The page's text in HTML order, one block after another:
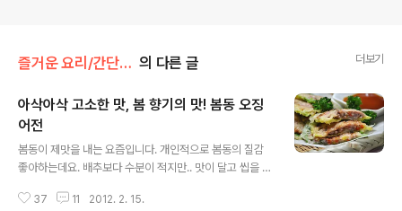
즐거운 요리/간단한 반찬 의 다른 글 더보기
아삭아삭 고소한 맛, 봄 향기의 맛! 봄동 오징
어전
봄동이 제맛을 내는 요즘입니다. 개인적으로 봄동의 질감
좋아하는데요. 배추보다 수분이 적지만.. 맛이 달고 씹을 수
절이, 부침, 샐러드 등의 다양한 요리에 응용이 가능하기때
37 11 2012. 2. 15.